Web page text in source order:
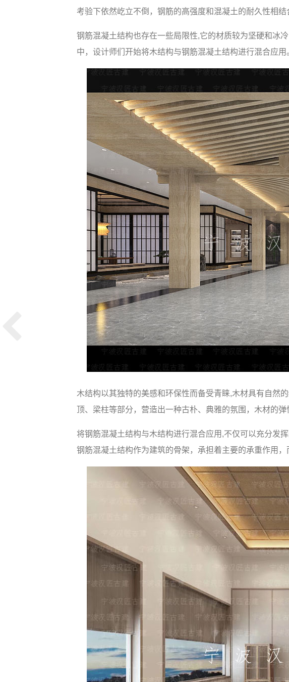
考验下依然屹立不倒，钢筋的高强度和混凝土的耐久性相
钢筋混凝土结构也存在一些局限性,它的材质较为坚硬和冰
中，设计师们开始将木结构与钢筋混凝土结构进行混合应用
木结构以其独特的美感和环保性而备受青睐,木材具有自然
顶、梁柱等部分，营造出一种古朴、典雅的氛围，木材的
将钢筋混凝土结构与木结构进行混合应用,不仅可以充分发
钢筋混凝土结构作为建筑的骨架，承担着主要的承重作用